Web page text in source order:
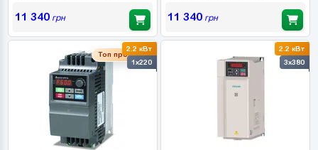
11 340грн 11 340грн
2.2 кВт
1x220
Топ продаж
2.2 кВт
3x380